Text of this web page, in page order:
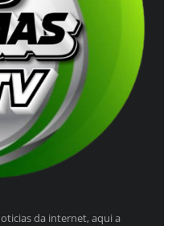
da internet, aqui a